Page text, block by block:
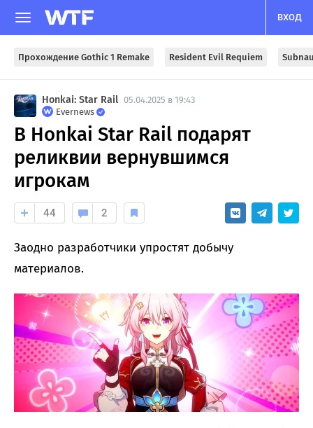
ВХОД
Прохождение Gothic 1 Remake Resident Evil Requiem
Honkai: Star Rail 05.04.2025 в 19:43
Evernews
В Honkai Star Rail подарят
реликвии вернувшимся
игрокам
44 2
Заодно разработчики упростят добычу
материалов.